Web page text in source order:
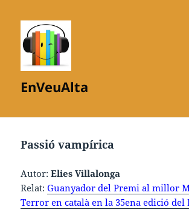
EnVeuAlta
Passió vampírica
Autor:Elies Villalonga
Relat:Guanyador del Premi al millor
Terror en català en la 35ena edició del